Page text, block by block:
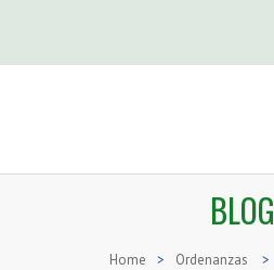
BLOG
Home > Ordenanzas >